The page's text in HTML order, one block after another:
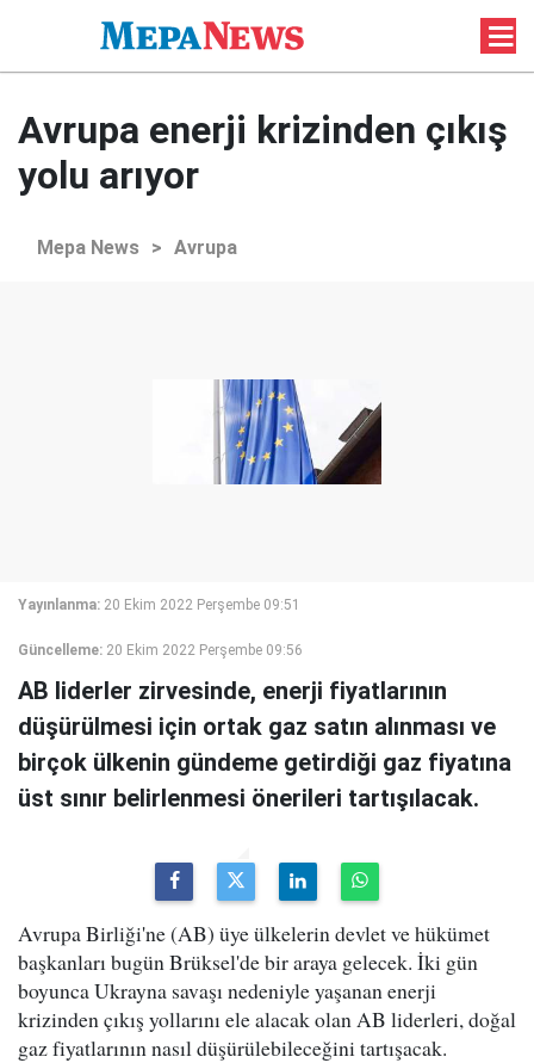
Avrupa enerji krizinden çıkış
yolu arıyor
Mepa News > Avrupa
Yayınlanma: 20 Ekim 2022 Perşembe 09:51
Güncelleme: 20 Ekim 2022 Perşembe 09:56
AB liderler zirvesinde, enerji fiyatlarının
düşürülmesi için ortak gaz satın alınması ve
birçok ülkenin gündeme getirdiği gaz fiyatına
üst sınır belirlenmesi önerileri tartışılacak.
Avrupa Birliği'ne (AB) üye ülkelerin devlet ve hükümet
başkanları bugün Brüksel'de bir araya gelecek. İki gün
boyunca Ukrayna savaşı nedeniyle yaşanan enerji
krizinden çıkış yollarını ele alacak olan AB liderleri, doğal
gaz fiyatlarının nasıl düşürülebileceğini tartışacak.